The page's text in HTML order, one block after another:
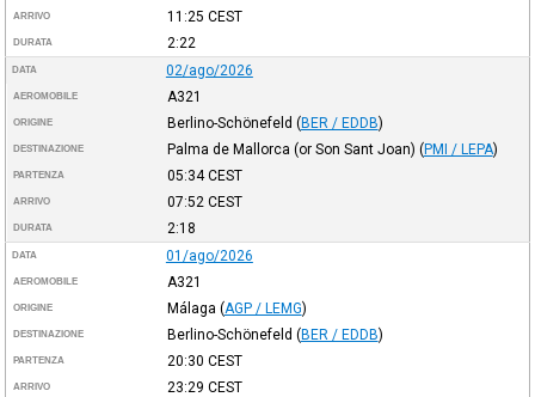
ARRIVO 11:25 CEST
DURATA 2:22
DATA 02/ago/2026
AEROMOBILE A321
ORIGINE Berlino-Schönefeld (BER / EDDB)
DESTINAZIONE Palma de Mallorca (or Son Sant Joan) (PMI / LEPA)
PARTENZA 05:34CEST
ARRIVO 07:52 CEST
DURATA 2:18
DATA 01/ago/2026
AEROMOBILE A321
ORIGINE Málaga (AGP / LEMG)
DESTINAZIONE Berlino-Schönefeld (BER / EDDB)
PARTENZA 20:30 CEST
ARRIVO 23:29 CEST